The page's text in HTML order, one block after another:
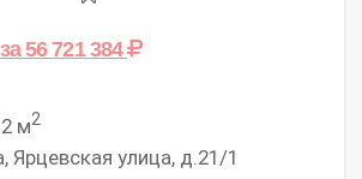
за 56 721 384
м2
Ярцевская улица, д.21/1